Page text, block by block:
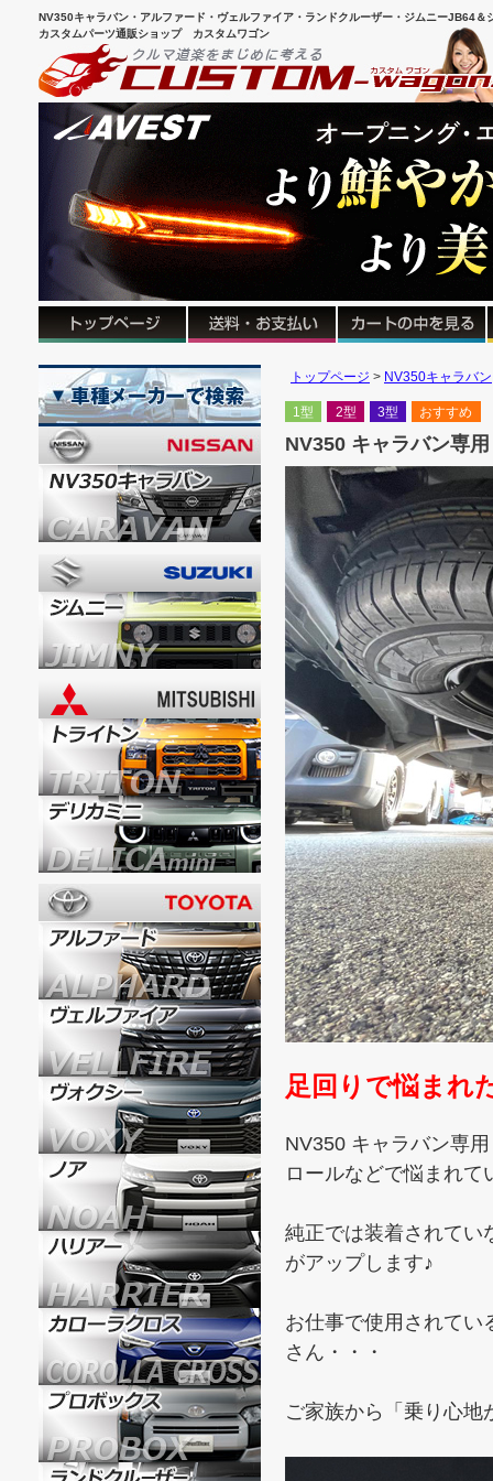
NV350キャラバン・アルファード・ヴェルファイア・ランドクルーザー・ジムニーJB64
カスタムパーツ通販ショップ カスタムワゴン
トップページ NV350キャラバン
1型 2型 3型 おすすめ
NV350 キャラバン専
足回りで悩まれ
NV350 キャラバン専
ロールなどで悩まれ
純正では装着されてい
がアップします♪
お仕事で使用されてい
さん・・・
ご家族から「乗り心地